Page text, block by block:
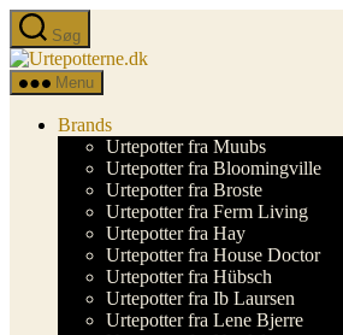
Spring
til
indholdet
Søg
Urtepotterne.dk
Menu
Brands
Urtepotter fra Muubs
Urtepotter fra Bloomingville
Urtepotter fra Broste
Urtepotter fra Ferm Living
Urtepotter fra Hay
Urtepotter fra House Doctor
Urtepotter fra Hübsch
Urtepotter fra Ib Laursen
Urtepotter fra Lene Bjerre